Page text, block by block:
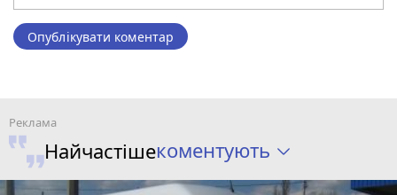
Опублікувати коментар
Найчастішекоментують